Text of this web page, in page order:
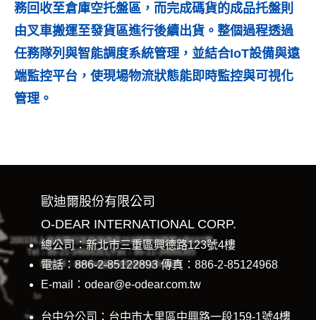
務回收至倉庫空托盤區，而完成碼貨的成品托盤則
由叉車搬運至發貨區進行後續出貨。整個過程透過
任務隊列與智能調度系統管理，並結合IoT設備與遠
端監控平台，使現場物流狀態能即時監控與可視化
管理。
歐迪爾股份有限公司
O-DEAR INTERNATIONAL CORP.
總公司：新北市三重區興德路123號4樓
電話：886-2-85122893 傳真：886-2-85124968
E-mail：odear@e-odear.com.tw
台中分公司：台中市大里區中興路一段159-1號4樓